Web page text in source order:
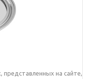
на сайте,